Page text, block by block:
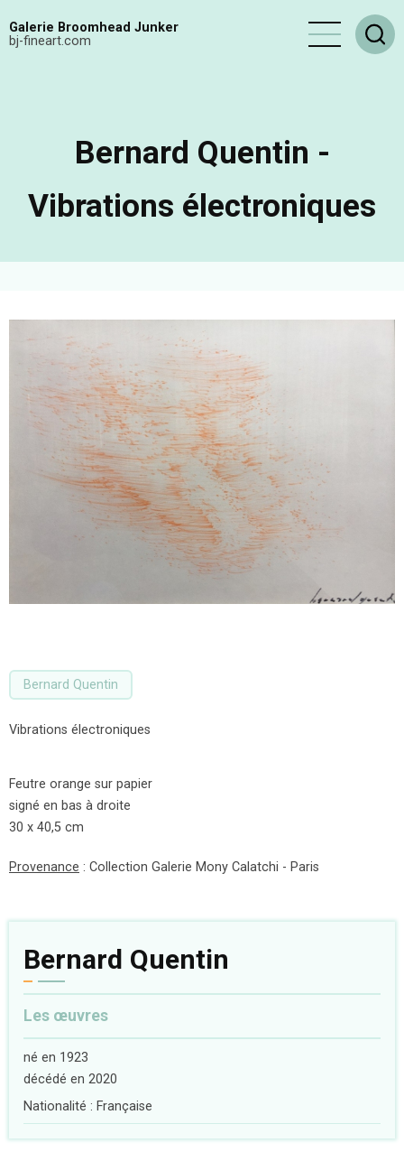
auGalerie Broomhead Junker
bj-fineart.com
Bernard Quentin -
Vibrations électroniques
Bernard Quentin
Vibrations électroniques
Feutre orange sur papier
signé en bas à droite
30 x 40,5 cm
Provenance : Collection Galerie Mony Calatchi - Paris
Bernard Quentin
Les œuvres
né en 1923
décédé en 2020
Nationalité : Française